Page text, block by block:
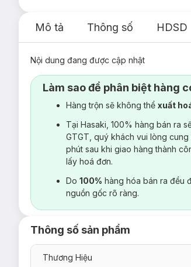
Mô tả Thông số HDSD
Nội dung đang được cập nhật
Làm sao để phân biệt hàng
Hàng trộn sẽ không thể xuất
Tại Hasaki, 100% hàng bán ra
GTGT, quý khách vui lòng
phút sau khi giao hàng thành
lấy hoá đơn.
Do 100% hàng hóa bán ra đều
nguồn gốc rõ ràng.
Thông số sản phẩm
Thương Hiệu